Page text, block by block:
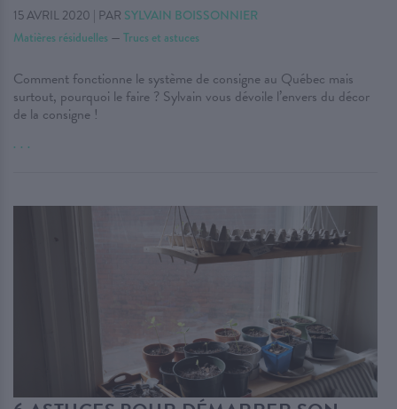
15 AVRIL 2020 | PAR SYLVAIN BOISSONNIER
Matières résiduelles — Trucs et astuces
Comment fonctionne le système de consigne au Québec mais
surtout, pourquoi le faire ? Sylvain vous dévoile l’envers du décor
de la consigne !
. . .